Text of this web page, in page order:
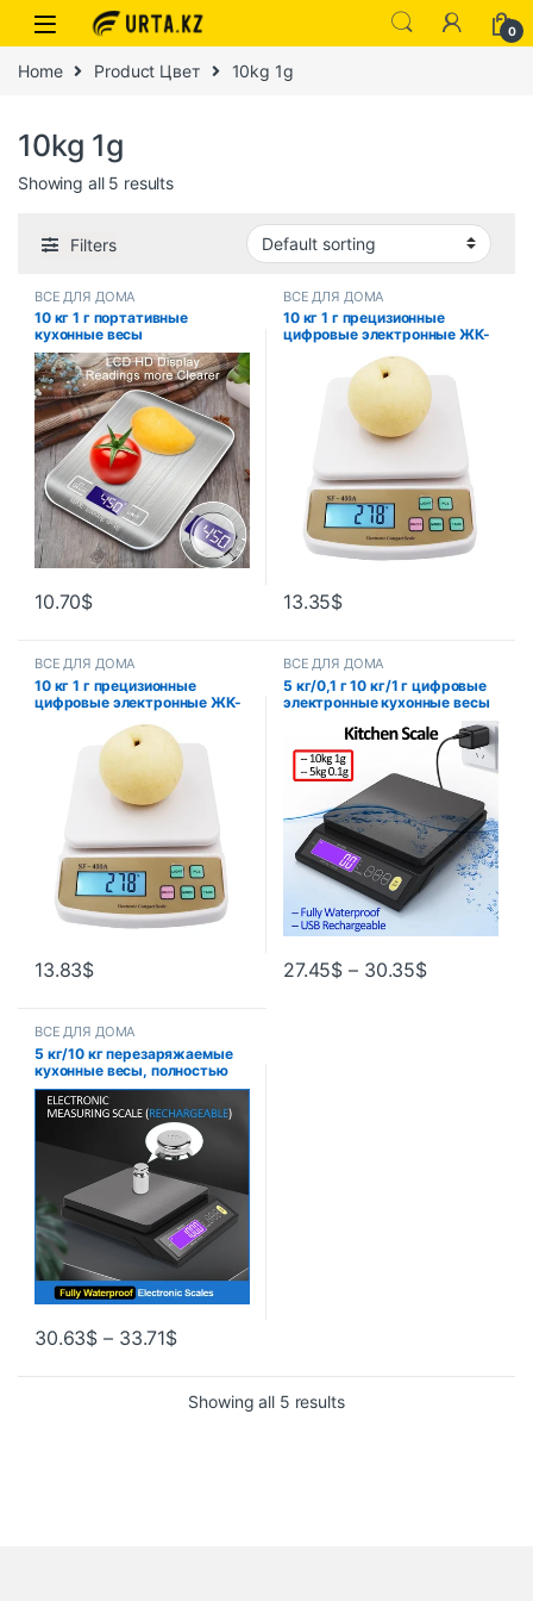
0
Home Product Цвет 10kg 1g
10kg 1g
Showing all 5 results
Filters
ВСЕ ДЛЯ ДОМА
10 кг 1 г портативные
кухонные весы
электрические цифровые
весы для еды и кофе с ЖК-
дисплеем измерительные
весы бытовые инструменты
для измерения веса
10.70$
ВСЕ ДЛЯ ДОМА
10 кг 1 г прецизионные
цифровые электронные ЖК-
фруктовые весы с
подсветкой весы для
ювелирных изделий SF400A
13.35$
ВСЕ ДЛЯ ДОМА
10 кг 1 г прецизионные
цифровые электронные ЖК-
фруктовые весы с
подсветкой весы для
ювелирных изделий SF400A
13.83$
ВСЕ ДЛЯ ДОМА
5 кг/0,1 г 10 кг/1 г цифровые
электронные кухонные весы
с ЖК-дисплеем, полностью
водонепроницаемые
измерительные весы из
нержавеющей стали,
инструмент для выпечки
27.45$ – 30.35$
ВСЕ ДЛЯ ДОМА
5 кг/10 кг перезаряжаемые
кухонные весы, полностью
водонепроницаемые, с ЖК-
дисплеем, электронные весы
из нержавеющей стали,
бытовой инструмент для
взвешивания и выпечки
30.63$ – 33.71$
Showing all 5 results